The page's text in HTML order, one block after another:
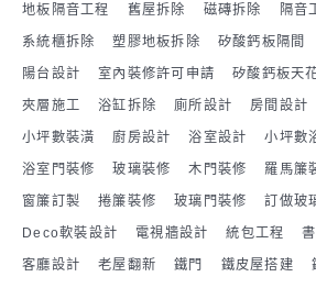
地板隔音工程 舊屋拆除 磁磚拆除 隔音
系統櫃拆除 塑膠地板拆除 矽酸鈣板隔間
陽台設計 室內裝修許可申請 矽酸鈣板天
夾層施工 浴缸拆除 廁所設計 房間設計
小坪數裝潢 廚房設計 浴室設計 小坪數
浴室門裝修 玻璃裝修 木門裝修 羅馬簾
窗簾訂製 捲簾裝修 玻璃門裝修 訂做玻
Deco軟裝設計 電視牆設計 統包工程
客廳設計 老屋翻新 鐵門 鐵皮屋搭建